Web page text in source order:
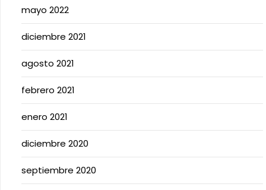
mayo 2022
diciembre 2021
agosto 2021
febrero 2021
enero 2021
diciembre 2020
septiembre 2020